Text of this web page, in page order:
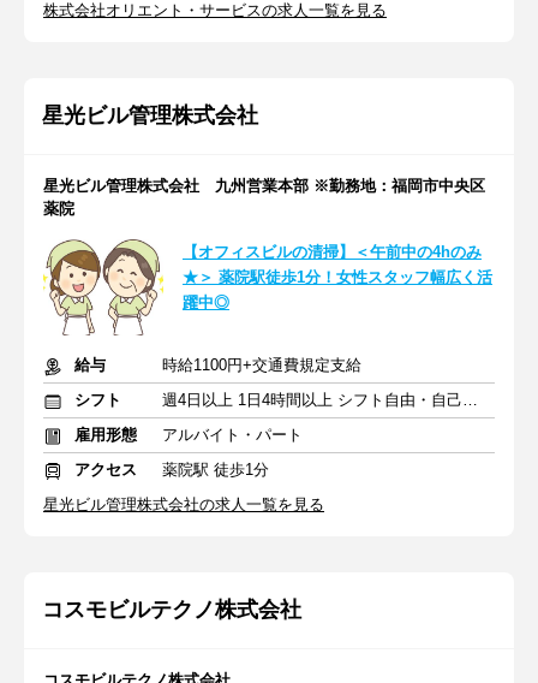
株式会社オリエント・サービスの求人一覧を見る
星光ビル管理株式会社
星光ビル管理株式会社 九州営業本部 ※勤務地：福岡市中央区
薬院
【オフィスビルの清掃】＜午前中の4hのみ
★＞ 薬院駅徒歩1分！女性スタッフ幅広く活
躍中◎
給与
時給1100円+交通費規定支給
シフト
週4日以上 1日4時間以上 シフト自由・自己申告
雇用形態
アルバイト・パート
アクセス
薬院駅 徒歩1分
星光ビル管理株式会社の求人一覧を見る
コスモビルテクノ株式会社